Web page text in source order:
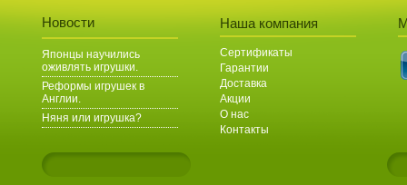
Новости
Японцы научились
оживлять игрушки.
Реформы игрушек в
Англии.
Няня или игрушка?
Наша компания
Сертификаты
Гарантии
Доставка
Акции
О нас
Контакты